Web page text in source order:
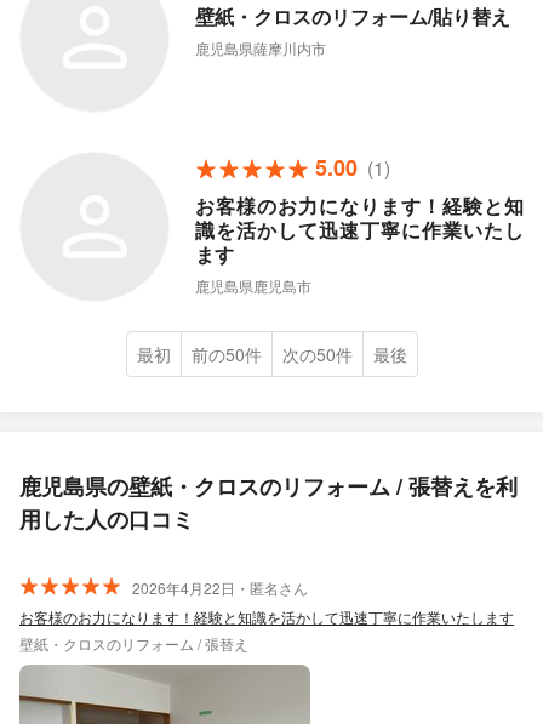
壁紙・クロスのリフォーム/貼り替え
鹿児島県薩摩川内市
5.00 (1)
お客様のお力になります！経験と知
識を活かして迅速丁寧に作業いたし
ます
鹿児島県鹿児島市
最初 前の50件 次の50件 最後
鹿児島県の壁紙・クロスのリフォーム / 張替えを利
用した人の口コミ
2026年4月22日・匿名さん
お客様のお力になります！経験と知識を活かして迅速丁寧に作業いたします
壁紙・クロスのリフォーム / 張替え